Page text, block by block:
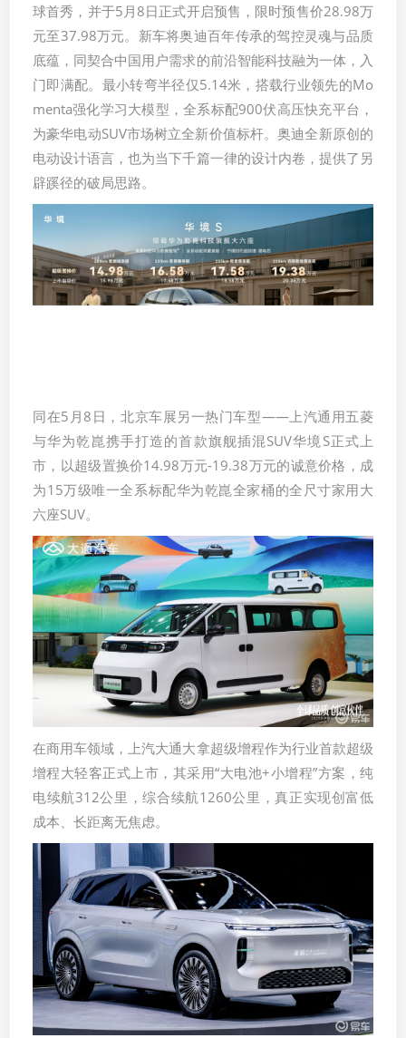
球首秀，并于5月8日正式开启预售，限时预售价28.98万
元至37.98万元。新车将奥迪百年传承的驾控灵魂与品质
底蕴，同契合中国用户需求的前沿智能科技融为一体，入
门即满配。最小转弯半径仅5.14米，搭载行业领先的Mo
menta强化学习大模型，全系标配900伏高压快充平台，
为豪华电动SUV市场树立全新价值标杆。奥迪全新原创的
电动设计语言，也为当下千篇一律的设计内卷，提供了另
辟蹊径的破局思路。
同在5月8日，北京车展另一热门车型——上汽通用五菱
与华为乾崑携手打造的首款旗舰插混SUV华境S正式上
市，以超级置换价14.98万元-19.38万元的诚意价格，成
为15万级唯一全系标配华为乾崑全家桶的全尺寸家用大
六座SUV。
在商用车领域，上汽大通大拿超级增程作为行业首款超级
增程大轻客正式上市，其采用“大电池+小增程”方案，纯
电续航312公里，综合续航1260公里，真正实现创富低
成本、长距离无焦虑。